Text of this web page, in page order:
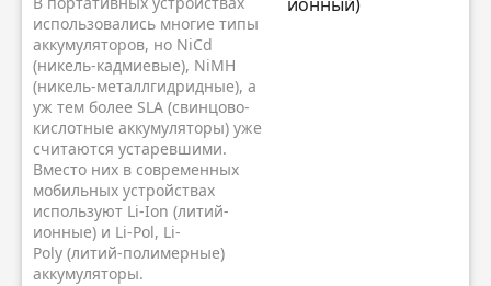
использовались многие типы
аккумуляторов, но NiCd
(никель-кадмиевые), NiMH
(никель-металлгидридные), а
уж тем более SLA (свинцово-
кислотные аккумуляторы) уже
считаются устаревшими.
Вместо них в современных
мобильных устройствах
используют Li-Ion (литий-
ионные) и Li-Pol, Li-
Poly (литий-полимерные)
аккумуляторы.
ионный)